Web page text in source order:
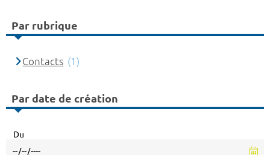
Par rubrique
Contacts (1)
Par date de création
Du